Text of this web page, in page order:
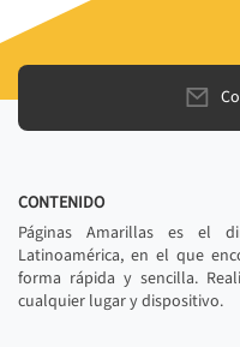
CONTENIDO
Páginas Amarillas es el
Latinoamérica, en el que
forma rápida y sencilla.
cualquier lugar y dispositivo.